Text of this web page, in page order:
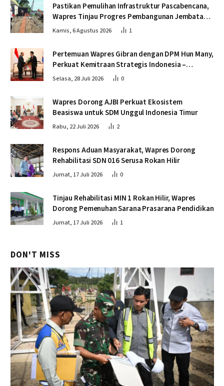
Pastikan Pemulihan Infrastruktur Pascabencana,
Wapres Tinjau Progres Pembangunan Jembatan
Krueng Tingkeum Bireuen
Kamis, 6 Agustus 2026 1
Pertemuan Wapres Gibran dengan DPM Hun Many,
Perkuat Kemitraan Strategis Indonesia –
Kamboja
Selasa, 28 Juli 2026 0
Wapres Dorong AJBI Perkuat Ekosistem
Beasiswa untuk SDM Unggul Indonesia Timur
Rabu, 22 Juli 2026 2
Respons Aduan Masyarakat, Wapres Dorong
Rehabilitasi SDN 016 Serusa Rokan Hilir
Jumat, 17 Juli 2026 0
Tinjau Rehabilitasi MIN 1 Rokan Hilir, Wapres
Dorong Pemenuhan Sarana Prasarana Pendidikan
Jumat, 17 Juli 2026 1
DON'T MISS